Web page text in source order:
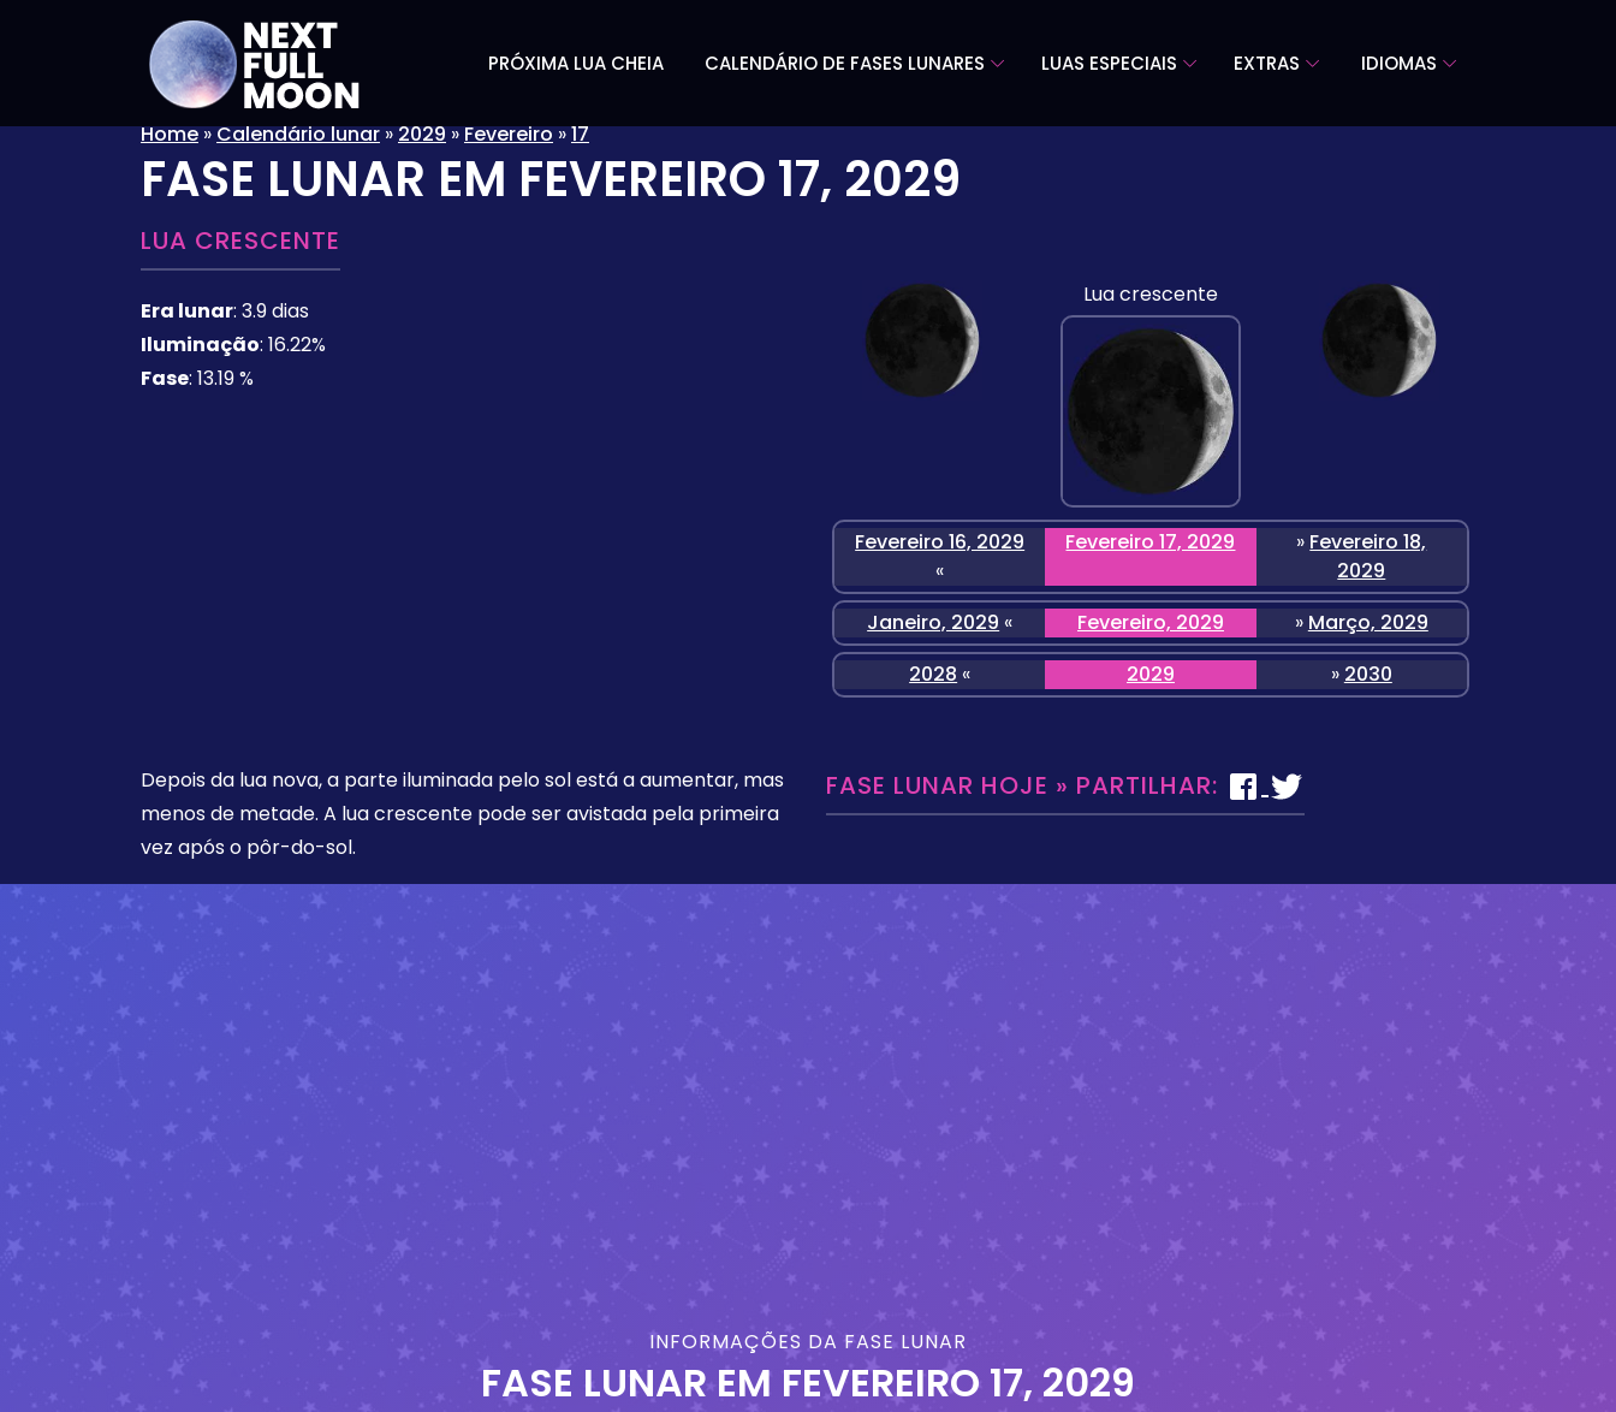
PRÓXIMA LUA CHEIA CALENDÁRIO DE FASES LUNARES LUAS ESPECIAIS EXTRAS IDIOMAS
Home»Calendário lunar»2029»Fevereiro»17
FASE LUNAR EM FEVEREIRO 17, 2029
LUA CRESCENTE
Era lunar: 3.9 dias
Iluminação: 16.22%
Fase: 13.19 %
Lua crescente
Fevereiro 16, 2029
«
Fevereiro 17, 2029 » Fevereiro 18,
2029
Janeiro, 2029 « Fevereiro, 2029 » Março, 2029
2028 « 2029 » 2030
Depois da lua nova, a parte iluminada pelo sol está a aumentar, mas
menos de metade. A lua crescente pode ser avistada pela primeira
vez após o pôr-do-sol.
FASE LUNAR HOJE » PARTILHAR:
INFORMAÇÕES DA FASE LUNAR
FASE LUNAR EM FEVEREIRO 17, 2029